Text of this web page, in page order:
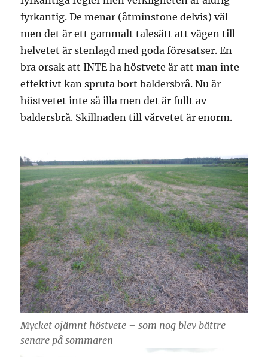
fyrkantig. De menar (åtminstone delvis) väl
men det är ett gammalt talesätt att vägen till
helvetet är stenlagd med goda föresatser. En
bra orsak att INTE ha höstvete är att man inte
effektivt kan spruta bort baldersbrå. Nu är
höstvetet inte så illa men det är fullt av
baldersbrå. Skillnaden till vårvetet är enorm.
Mycket ojämnt höstvete – som nog blev bättre
senare på sommaren